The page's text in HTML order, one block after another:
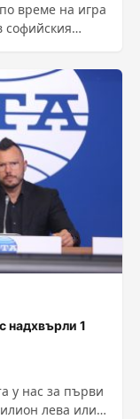
време на игра
софийския
надхвърли 1
у нас за първи
лева или